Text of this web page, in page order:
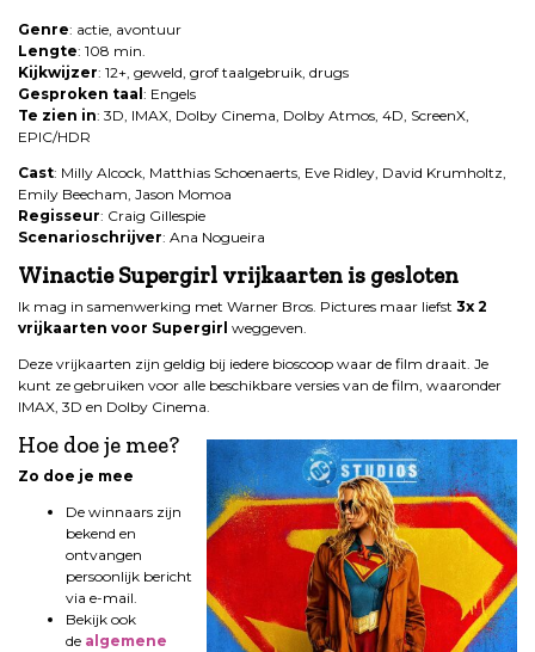
Genre: actie, avontuur
Lengte: 108 min.
Kijkwijzer: 12+, geweld, grof taalgebruik, drugs
Gesproken taal : Engels
Te zien in: 3D, IMAX, Dolby Cinema, Dolby Atmos, 4D, ScreenX,
EPIC/HDR
Cast: Milly Alcock, Matthias Schoenaerts, Eve Ridley, David Krumholtz,
Emily Beecham, Jason Momoa
Regisseur: Craig Gillespie
Scenarioschrijver: Ana Nogueira
Winactie Supergirl vrijkaarten is gesloten
Ik mag in samenwerking met Warner Bros. Pictures maar liefst 3x 2
vrijkaarten voor Supergirl weggeven.
Deze vrijkaarten zijn geldig bij iedere bioscoop waar de film draait. Je
kunt ze gebruiken voor alle beschikbare versies van de film, waaronder
IMAX, 3D en Dolby Cinema.
Hoe doe je mee?
Zo doe je mee
De winnaars zijn
bekend en
ontvangen
persoonlijk bericht
via e-mail.
Bekijk ook
de algemene